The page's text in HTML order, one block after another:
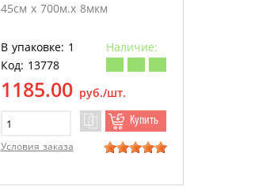
45см х 700м.х 8мкм
В упаковке: 1
Наличие:
Код: 13778
1185.00 руб./шт.
Купить
Условия заказа